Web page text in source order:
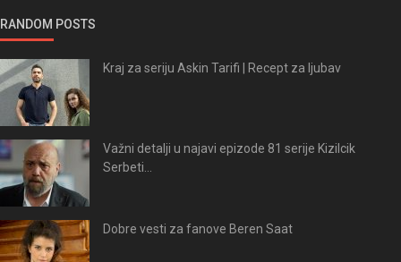
RANDOM POSTS
Kraj za seriju Askin Tarifi | Recept za ljubav
Važni detalji u najavi epizode 81 serije Kizilcik
Serbeti...
Dobre vesti za fanove Beren Saat